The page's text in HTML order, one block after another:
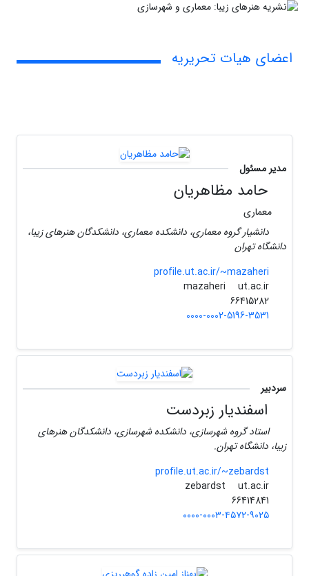
اعضای هیات تحریریه
مدیر مسئول
حامد مظاهریان
معماری
دانشیار گروه معماری، دانشکده معماری، دانشکدگان هنرهای زیبا،
دانشگاه تهران
profile.ut.ac.ir/~mazaheri
mazaheri
ut.ac.ir
66415282
0000-0002-5196-3531
سردبیر
اسفندیار زبردست
استاد گروه شهرسازی، دانشکده شهرسازی، دانشکدگان هنرهای
زیبا، دانشگاه تهران.
profile.ut.ac.ir/~zebardst
zebardst
ut.ac.ir
۰۰۰۰-۰۰۰۳-۴۵۷۲-۹۰۲۵